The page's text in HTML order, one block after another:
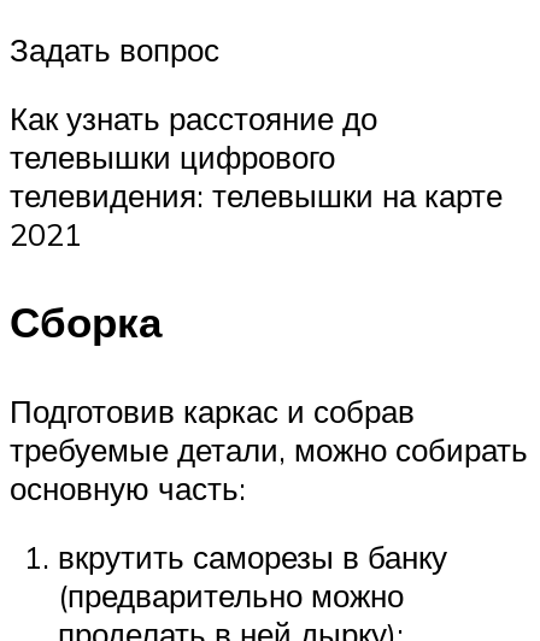
Задать вопрос
Как узнать расстояние до
телевышки цифрового
телевидения: телевышки на карте
2021
Сборка
Подготовив каркас и собрав
требуемые детали, можно собирать
основную часть:
вкрутить саморезы в банку
(предварительно можно